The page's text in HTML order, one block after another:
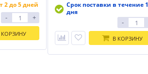
2 до 5 дней
- +
КОРЗИНУ
Срок поставки в течение 1
дня
-
В КОРЗИНУ